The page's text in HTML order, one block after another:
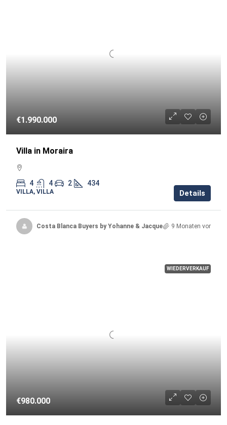
€1.990.000
Villa in Moraira
4 4 2 434
VILLA, VILLA Details
Costa Blanca Buyers by Yohanne & Jacqueline9 Monaten vor
WIEDERVERKAUF
€980.000